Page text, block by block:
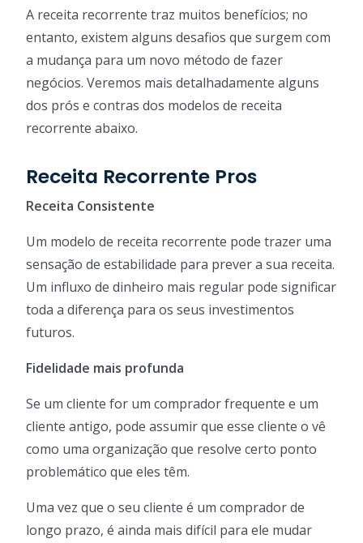
A receita recorrente traz muitos benefícios; no
entanto, existem alguns desafios que surgem com
a mudança para um novo método de fazer
negócios. Veremos mais detalhadamente alguns
dos prós e contras dos modelos de receita
recorrente abaixo.
Receita Recorrente Pros
Receita Consistente
Um modelo de receita recorrente pode trazer uma
sensação de estabilidade para prever a sua receita.
Um influxo de dinheiro mais regular pode significar
toda a diferença para os seus investimentos
futuros.
Fidelidade mais profunda
Se um cliente for um comprador frequente e um
cliente antigo, pode assumir que esse cliente o vê
como uma organização que resolve certo ponto
problemático que eles têm.
Uma vez que o seu cliente é um comprador de
longo prazo, é ainda mais difícil para ele mudar